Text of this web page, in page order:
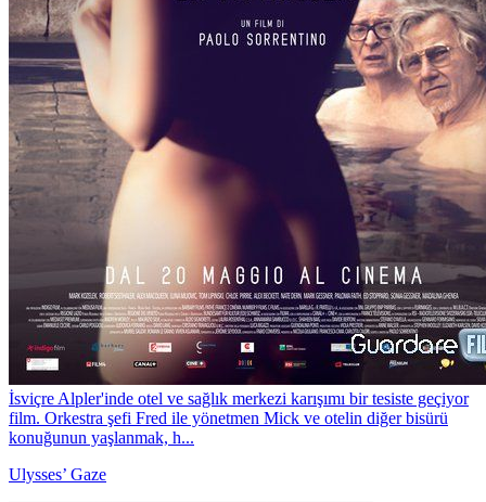
İsviçre Alpler'inde otel ve sağlık merkezi karışımı bir tesiste geçiyor
film. Orkestra şefi Fred ile yönetmen Mick ve otelin diğer bisürü
konuğunun yaşlanmak, h...
Ulysses’ Gaze